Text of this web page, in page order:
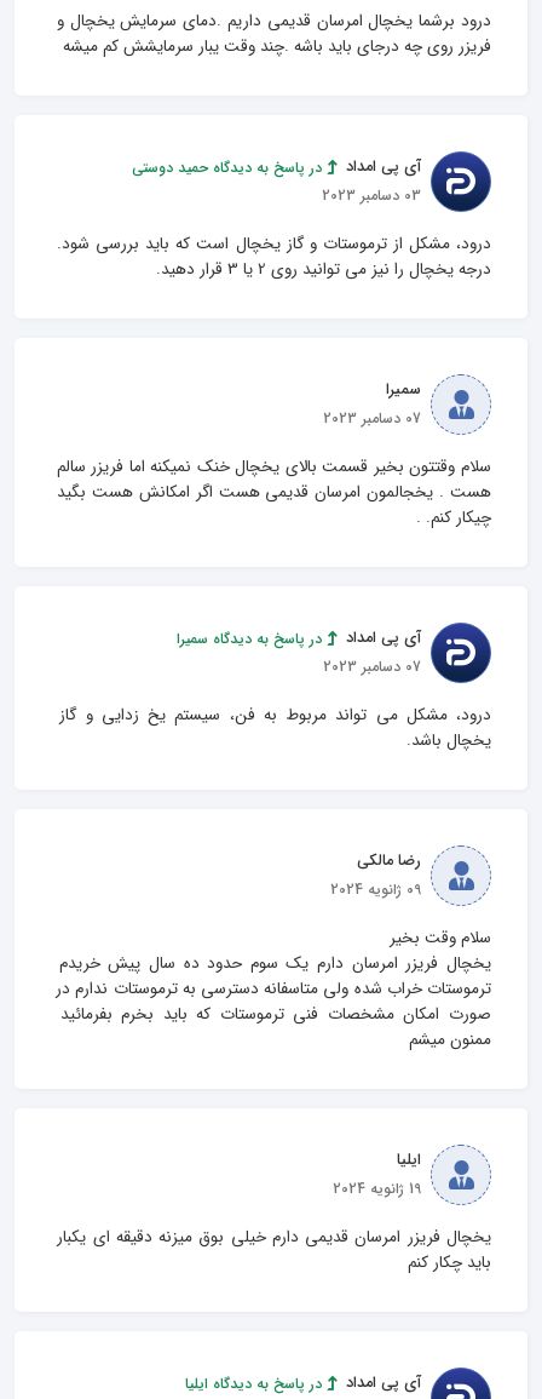
درود برشما یخچال امرسان قدیمی داریم .دمای سرمایش یخچال و
فریزر روی چه درجای باید باشه .چند وقت یبار سرمایشش کم میشه
آی پی امداد
در پاسخ به دیدگاه حمید دوستی
03 دسامبر 2023
درود، مشکل از ترموستات و گاز یخچال است که باید بررسی شود.
درجه یخچال را نیز می توانید روی 2 یا 3 قرار دهید.
سمیرا
07 دسامبر 2023
سلام وقتتون بخیر قسمت بالای یخچال خنک نمیکنه اما فریزر سالم
هست . یخجالمون امرسان قدیمی هست اگر امکانش هست بگید
چیکار کنم. .
آی پی امداد
در پاسخ به دیدگاه سمیرا
07 دسامبر 2023
درود، مشکل می تواند مربوط به فن، سیستم یخ زدایی و گاز
یخچال باشد.
رضا مالکی
09 ژانویه 2024
یخچال فریزر امرسان دارم یک سوم حدود ده سال پیش خریدم
ترموستات خراب شده ولی متاسفانه دسترسی به ترموستات ندارم در
صورت امکان مشخصات فنی ترموستات که باید بخرم بفرمائید
ممنون میشم
ایلیا
19 ژانویه 2024
یخچال فریزر امرسان قدیمی دارم خیلی بوق میزنه دقیقه ای یکبار
باید چکار کنم
آی پی امداد
در پاسخ به دیدگاه ایلیا